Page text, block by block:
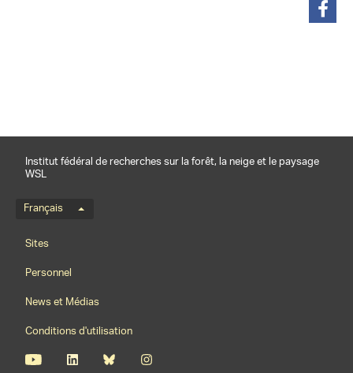
Institut fédéral de recherches sur la forêt, la neige et le paysage
WSL
Menu de langue
Français
Footernavigation
Sites
Personnel
News et Médias
Conditions d'utilisation